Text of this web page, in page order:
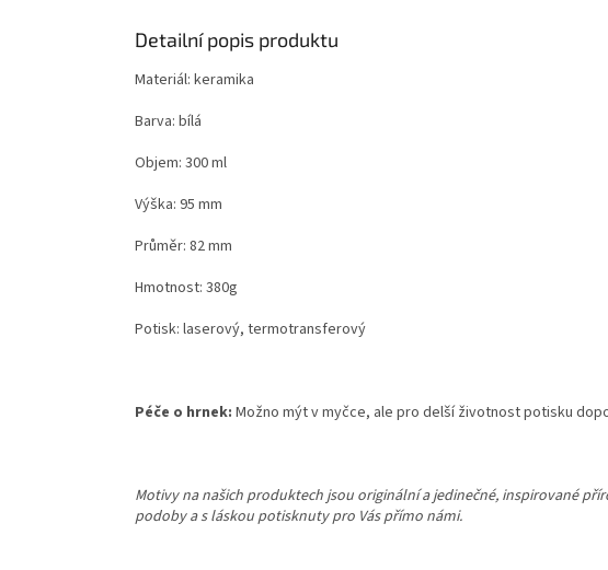
Detailní popis produktu
Materiál: keramika
Barva: bílá
Objem: 300 ml
Výška: 95 mm
Průměr: 82 mm
Hmotnost: 380g
Potisk: laserový, termotransferový
Péče o hrnek: Možno mýt v myčce, ale pro delší životnost potisku
Motivy na našich produktech jsou originální a jedinečné, inspirované
podoby a s láskou potisknuty pro Vás přímo námi.